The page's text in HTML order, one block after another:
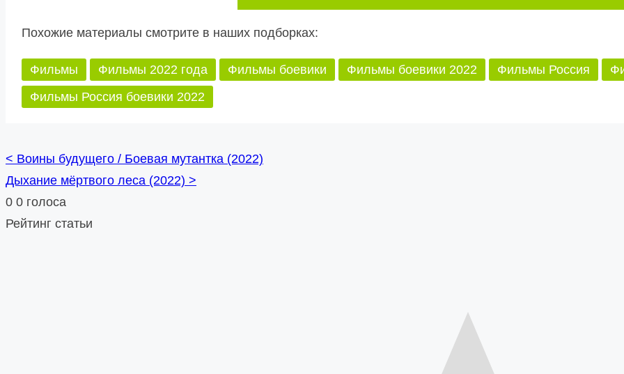
Похожие материалы смотрите в наших подборках:
Фильмы Фильмы 2022 года Фильмы боевики Фильмы боевики 2022 Фильмы Россия
Фильмы Россия боевики 2022
Posts
navigation
< Воины будущего / Боевая мутантка (2022)
Дыхание мёртвого леса (2022) >
0 0 голоса
Рейтинг статьи